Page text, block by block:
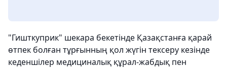
"Гишткуприк" шекара бекетінде Қазақстанға қарай
өтпек болған тұрғынның қол жүгін тексеру кезінде
кеденшілер медициналық құрал-жабдық пен